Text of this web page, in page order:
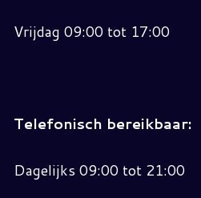
Vrijdag 09:00 tot 17:00
Telefonisch bereikbaar:
Dagelijks 09:00 tot 21:00